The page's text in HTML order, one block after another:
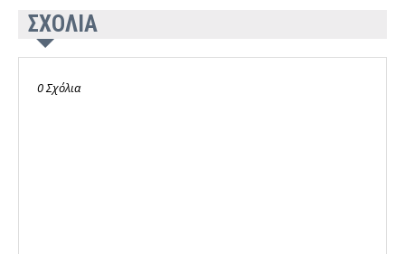
ΣΧΟΛΙΑ
0 Σχόλια